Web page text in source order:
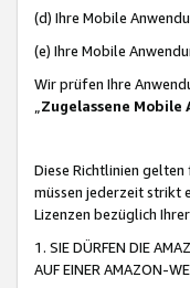
(d) Ihre Mobile
(e) Ihre Mobile
Wir prüfen Ihre
„Zugelassene Mobile
Diese Richtlinien
müssen jederzeit strikt
Lizenzen bezüglich
1. SIE DÜRFEN DIE
AUF EINER AMAZON-